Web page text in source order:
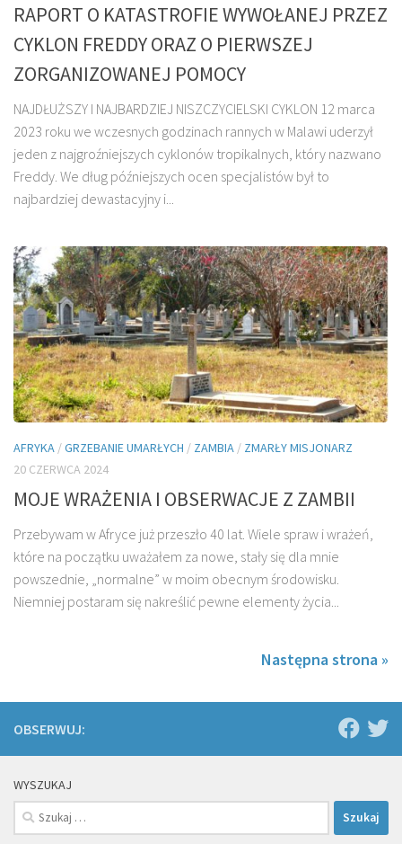
RAPORT O KATASTROFIE WYWOŁANEJ PRZEZ
CYKLON FREDDY ORAZ O PIERWSZEJ
ZORGANIZOWANEJ POMOCY
NAJDŁUŻSZY I NAJBARDZIEJ NISZCZYCIELSKI CYKLON 12 marca
2023 roku we wczesnych godzinach rannych w Malawi uderzył
jeden z najgroźniejszych cyklonów tropikalnych, który nazwano
Freddy. We dług późniejszych ocen specjalistów był to
najbardziej dewastacyjny i...
AFRYKA /GRZEBANIE UMARŁYCH / ZAMBIA / ZMARŁY MISJONARZ
20 CZERWCA 2024
MOJE WRAŻENIA I OBSERWACJE Z ZAMBII
Przebywam w Afryce już przeszło 40 lat. Wiele spraw i wrażeń,
które na początku uważałem za nowe, stały się dla mnie
powszednie, „normalne” w moim obecnym środowisku.
Niemniej postaram się nakreślić pewne elementy życia...
Następna strona »
OBSERWUJ:
WYSZUKAJ
Szukaj: